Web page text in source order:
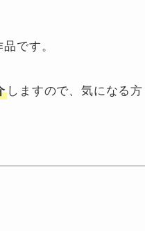
です。
しますので、気になる方